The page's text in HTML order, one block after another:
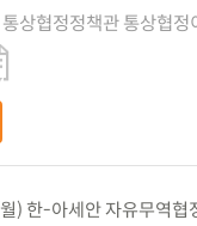
상협정정책관 통상협정
) 한-아세안 자유무역협